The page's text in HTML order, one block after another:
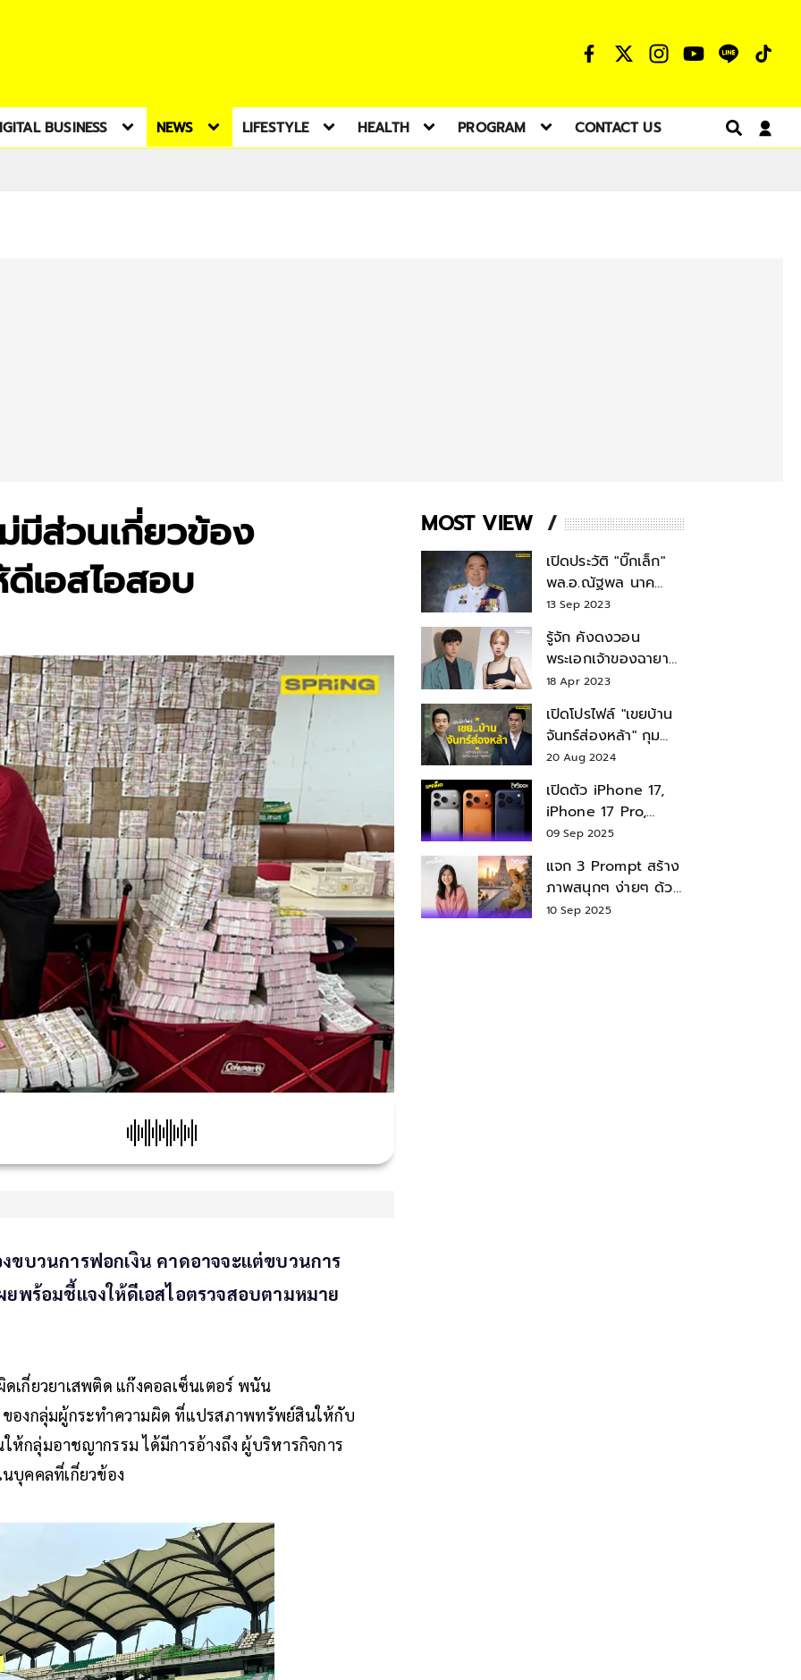
BUSINESS NEWS LIFESTYLE HEALTH PROGRAM CONTACT US
ส่วนเกี่ยวข้อง
เอสไอสอบ
ขบวนการฟอกเงิน คาดอาจจะแต่ขบวนการ
ยพร้อมชี้แจงให้ดีเอสไอตรวจสอบตามหมาย
เกี่ยวยาเสพติด แก๊งคอลเซ็นเตอร์ พนัน
ของกลุ่มผู้กระทำความผิด ที่แปรสภาพทรัพย์สินให้กับ
กลุ่มอาชญากรรม ได้มีการอ้างถึง ผู้บริหารกิจการ
บุคคลที่เกี่ยวข้อง
MOST VIEW
เปิดประวัติ "บิ๊กเล็ก"
พล.อ.ณัฐพล นาค
พาณิชย์ จากเลขาฯ
สมช.-เลขาฯ
รมว.กลาโหม
13 Sep 2023
รู้จัก คังดงวอน
พระเอกเจ้าของฉายา
สมบัติแห่งชาติ หลังมี
18 Apr 2023
เปิดโปรไฟล์ "เขยบ้าน
จันทร์ส่องหล้า" กุม
บังเหียนธุรกิจตระกูล
"ชินวัตร"
20 Aug 2024
เปิดตัว iPhone 17,
iPhone 17 Pro,
iPhone 17 Air สเปค
09 Sep 2025
แจก 3 Prompt สร้าง
ภาพสนุกๆ ง่ายๆ ด้วย
Nano Banana ใน
10 Sep 2025